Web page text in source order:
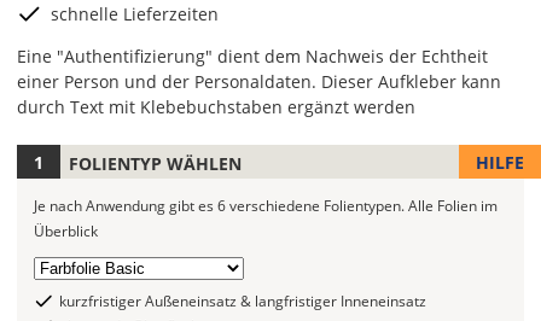
schnelle Lieferzeiten
Eine "Authentifizierung" dient dem Nachweis der Echtheit
einer Person und der Personaldaten. Dieser Aufkleber kann
durch Text mit Klebebuchstaben ergänzt werden
Anwendung
stehen
Folientypen
FOLIENTYP WÄHLEN HILFE
Je nach Anwendung gibt es 6 verschiedene Folientypen. Alle Folien im
Überblick
Folientyp
auswählen
kurzfristiger Außeneinsatz & langfristiger Inneneinsatz